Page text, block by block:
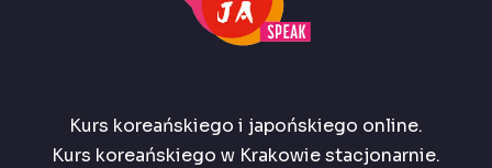
Kurs koreańskiego i japońskiego online.
Kurs koreańskiego w Krakowie stacjonarnie.